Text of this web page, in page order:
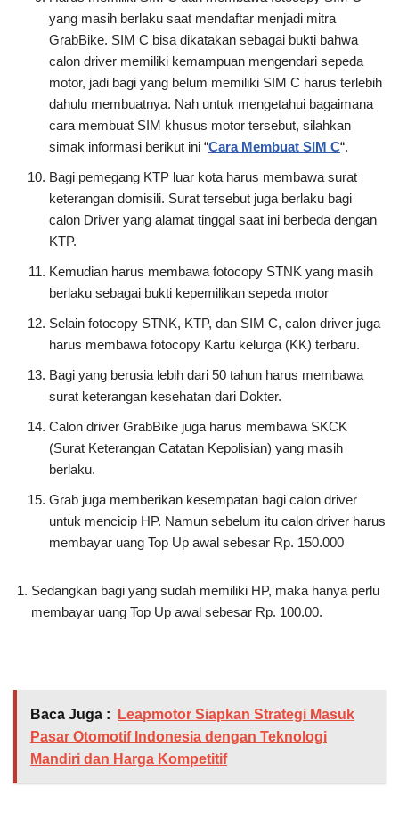
yang masih berlaku saat mendaftar menjadi mitra
GrabBike. SIM C bisa dikatakan sebagai bukti bahwa
calon driver memiliki kemampuan mengendari sepeda
motor, jadi bagi yang belum memiliki SIM C harus terlebih
dahulu membuatnya. Nah untuk mengetahui bagaimana
cara membuat SIM khusus motor tersebut, silahkan
simak informasi berikut ini “Cara Membuat SIM C“.
Bagi pemegang KTP luar kota harus membawa surat
keterangan domisili. Surat tersebut juga berlaku bagi
calon Driver yang alamat tinggal saat ini berbeda dengan
KTP.
Kemudian harus membawa fotocopy STNK yang masih
berlaku sebagai bukti kepemilikan sepeda motor
Selain fotocopy STNK, KTP, dan SIM C, calon driver juga
harus membawa fotocopy Kartu kelurga (KK) terbaru.
Bagi yang berusia lebih dari 50 tahun harus membawa
surat keterangan kesehatan dari Dokter.
Calon driver GrabBike juga harus membawa SKCK
(Surat Keterangan Catatan Kepolisian) yang masih
berlaku.
Grab juga memberikan kesempatan bagi calon driver
untuk mencicip HP. Namun sebelum itu calon driver harus
membayar uang Top Up awal sebesar Rp. 150.000
Sedangkan bagi yang sudah memiliki HP, maka hanya perlu
membayar uang Top Up awal sebesar Rp. 100.00.
Baca Juga :
Leapmotor Siapkan Strategi Masuk
Pasar Otomotif Indonesia dengan Teknologi
Mandiri dan Harga Kompetitif